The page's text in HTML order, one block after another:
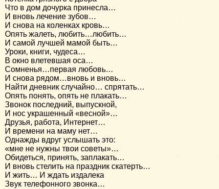
Что в дом дочурка принесла…
И вновь лечение зубов…
И снова на коленках кровь…
Опять жалеть, любить…любить…
И самой лучшей мамой быть…
Уроки, книги, чудеса…
В окно влетевшая оса…
Сомненья…первая любовь…
И снова рядом…вновь и вновь…
Найти дневник случайно… спрятать…
Опять понять, опять не плакать…
Звонок последний, выпускной,
И нос украшенный «весной»…
Друзья, работа, Интернет…
И времени на маму нет…
Однажды вдруг услышать это:
«мне не нужны твои советы»…
Обидеться, принять, заплакать…
И вновь стелить на праздник скатерть…
И жить… И ждать издалека
Звук телефонного звонка…